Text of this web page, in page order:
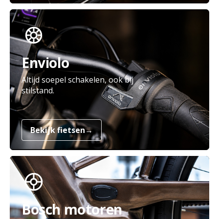
Enviolo
Altijd soepel schakelen, ook bij
stilstand.
Bekijk fietsen→
Bosch motoren